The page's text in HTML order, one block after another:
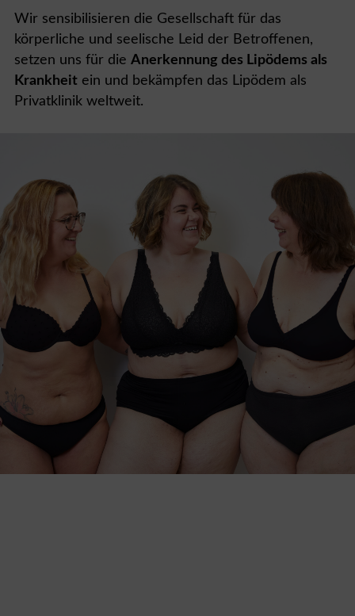
Wir sensibilisieren die Gesellschaft für das
körperliche und seelische Leid der Betroffenen,
setzen uns für die Anerkennung des Lipödems als
Krankheit ein und bekämpfen das Lipödem als
Privatklinik weltweit.